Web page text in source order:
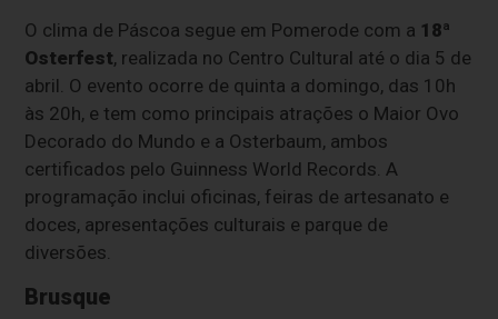
O clima de Páscoa segue em Pomerode com a 18ª
Osterfest, realizada no Centro Cultural até o dia 5 de
abril. O evento ocorre de quinta a domingo, das 10h
às 20h, e tem como principais atrações o Maior Ovo
Decorado do Mundo e a Osterbaum, ambos
certificados pelo Guinness World Records. A
programação inclui oficinas, feiras de artesanato e
doces, apresentações culturais e parque de
diversões.
Brusque